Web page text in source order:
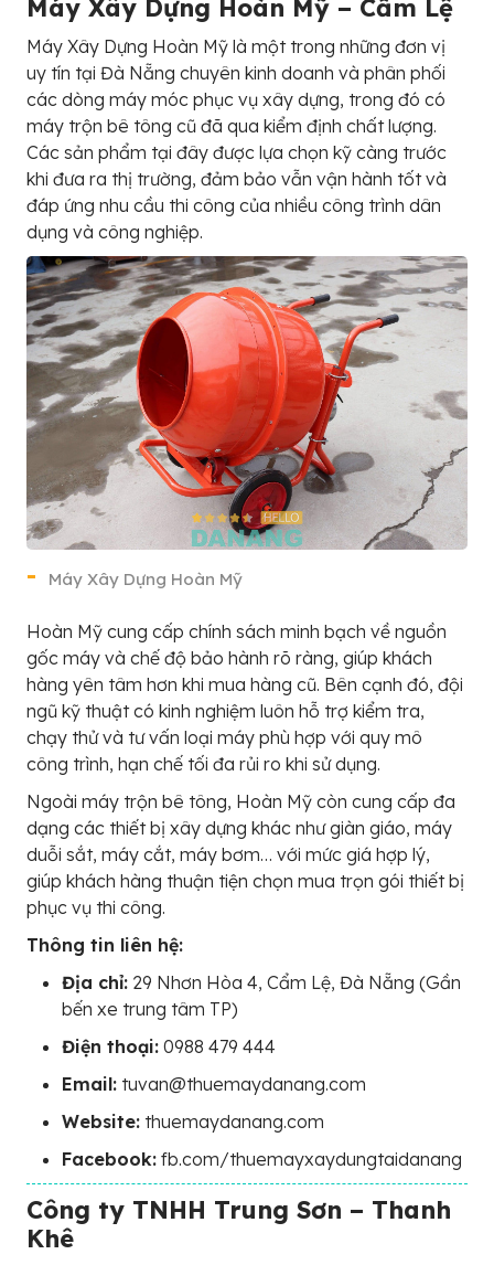
Máy Xây Dựng Hoàn Mỹ – Cẩm Lệ
Máy Xây Dựng Hoàn Mỹ là một trong những đơn vị
uy tín tại Đà Nẵng chuyên kinh doanh và phân phối
các dòng máy móc phục vụ xây dựng, trong đó có
máy trộn bê tông cũ đã qua kiểm định chất lượng.
Các sản phẩm tại đây được lựa chọn kỹ càng trước
khi đưa ra thị trường, đảm bảo vẫn vận hành tốt và
đáp ứng nhu cầu thi công của nhiều công trình dân
dụng và công nghiệp.
Máy Xây Dựng Hoàn Mỹ
Hoàn Mỹ cung cấp chính sách minh bạch về nguồn
gốc máy và chế độ bảo hành rõ ràng, giúp khách
hàng yên tâm hơn khi mua hàng cũ. Bên cạnh đó, đội
ngũ kỹ thuật có kinh nghiệm luôn hỗ trợ kiểm tra,
chạy thử và tư vấn loại máy phù hợp với quy mô
công trình, hạn chế tối đa rủi ro khi sử dụng.
Ngoài máy trộn bê tông, Hoàn Mỹ còn cung cấp đa
dạng các thiết bị xây dựng khác như giàn giáo, máy
duỗi sắt, máy cắt, máy bơm… với mức giá hợp lý,
giúp khách hàng thuận tiện chọn mua trọn gói thiết bị
phục vụ thi công.
Thông tin liên hệ:
Địa chỉ: 29 Nhơn Hòa 4, Cẩm Lệ, Đà Nẵng (Gần
bến xe trung tâm TP)
Điện thoại: 0988 479 444
Email: tuvan@thuemaydanang.com
Website: thuemaydanang.com
Facebook: fb.com/thuemayxaydungtaidanang
Công ty TNHH Trung Sơn – Thanh
Khê